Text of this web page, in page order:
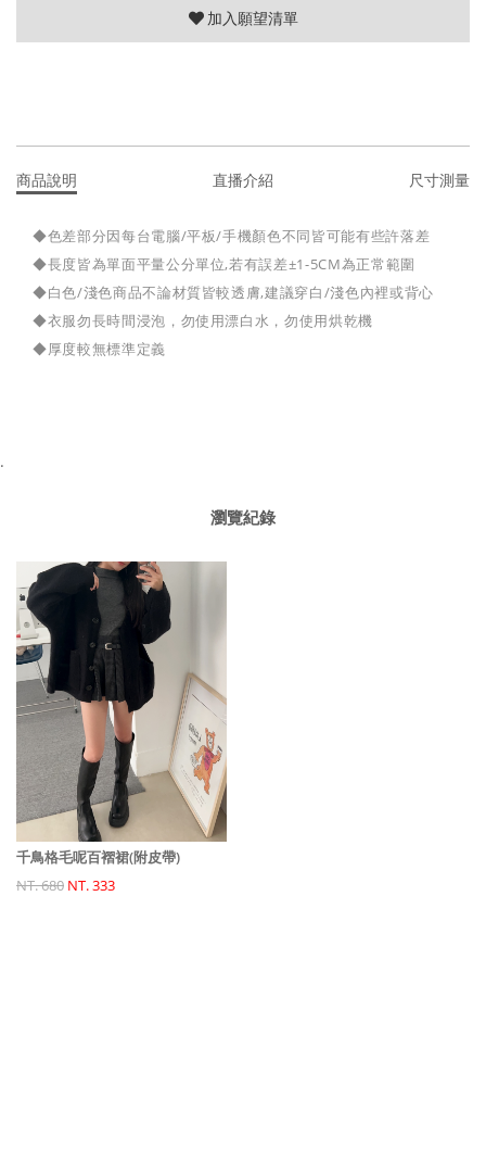
加入願望清單
商品說明 直播介紹 尺寸測量
◆色差部分因每台電腦/平板/手機顏色不同皆可能有些許落差
◆長度皆為單面平量公分單位,若有誤差±1-5CM為正常範圍
◆白色/淺色商品不論材質皆較透膚,建議穿白/淺色內裡或背心
◆衣服勿長時間浸泡，勿使用漂白水，勿使用烘乾機
◆厚度較無標準定義
.
瀏覽紀錄
千鳥格毛呢百褶裙(附皮帶)
NT. 680 NT. 333